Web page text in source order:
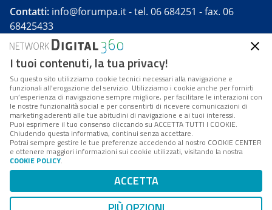
Contatti: info@forumpa.it- tel. 06 684251 - fax. 06
68425433
Forumpa.itè una pubblicazione telematica iscritta
presso Registro della stampa del Tribunale di Roma -
Reg. n. 182 del 2 maggio 2008 - Direttore resp. Michela
Stentella
FPA s.r.l. è società soggetta a Direzione e
Coordinamento da parte di Digital360 S.p.A. - FPA s.r.l.
è un'azienda certificata per il sistema di management
Codice Fiscale/Partita IVA n. 10693191008 - R.E.A. Roma
n. 1249791. ISP AWS
Mappa del sito
I tuoi contenuti, la tua privacy!
Su questo sito utilizziamo cookie tecnici necessari alla navigazione e
funzionali all’erogazione del servizio. Utilizziamo i cookie anche per fornirti
un’esperienza di navigazione sempre migliore, per facilitare le interazioni con
le nostre funzionalità social e per consentirti di ricevere comunicazioni di
marketing aderenti alle tue abitudini di navigazione e ai tuoi interessi.
Puoi esprimere il tuo consenso cliccando su ACCETTA TUTTI I COOKIE.
Chiudendo questa informativa, continui senza accettare.
Potrai sempre gestire le tue preferenze accedendo al nostro COOKIE CENTER
e ottenere maggiori informazioni sui cookie utilizzati, visitando la nostra
COOKIE POLICY.
ACCETTA